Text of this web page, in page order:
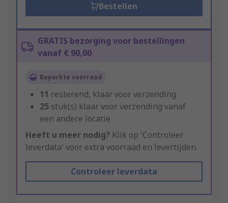
Bestellen
GRATIS bezorging voor bestellingen
vanaf € 90,00
Beperkte voorraad
11 resterend, klaar voor verzending
25 stuk(s) klaar voor verzending vanaf
een andere locatie
Heeft u meer nodig? Klik op 'Controleer
leverdata' voor extra voorraad en levertijden.
Controleer leverdata